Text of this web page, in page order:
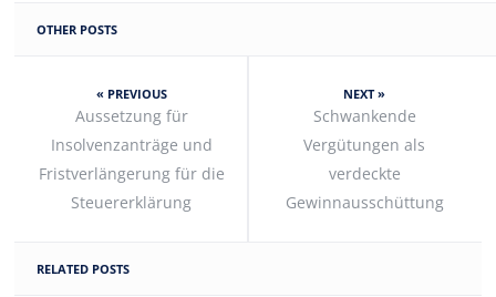
OTHER POSTS
« PREVIOUS
Aussetzung für
Insolvenzanträge und
Fristverlängerung für die
Steuererklärung
NEXT »
Schwankende
Vergütungen als
verdeckte
Gewinnausschüttung
RELATED POSTS